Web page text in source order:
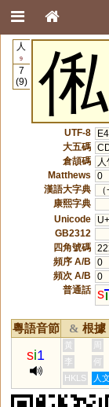
人
9
7
(9)
俬
UTF-8
大五碼
倉頡碼
Matthews
0
漢語大字典
康熙字典
Unicode
GB2312
四角號碼
頻序 A/B
0
頻次 A/B
0
普通話 s
粵語音節 & 根據
si1
黃 周
李
何
HKLS
人